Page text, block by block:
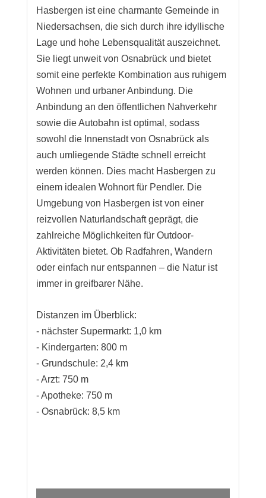
Hasbergen ist eine charmante Gemeinde in
Niedersachsen, die sich durch ihre idyllische
Lage und hohe Lebensqualität auszeichnet.
Sie liegt unweit von Osnabrück und bietet
somit eine perfekte Kombination aus ruhigem
Wohnen und urbaner Anbindung. Die
Anbindung an den öffentlichen Nahverkehr
sowie die Autobahn ist optimal, sodass
sowohl die Innenstadt von Osnabrück als
auch umliegende Städte schnell erreicht
werden können. Dies macht Hasbergen zu
einem idealen Wohnort für Pendler. Die
Umgebung von Hasbergen ist von einer
reizvollen Naturlandschaft geprägt, die
zahlreiche Möglichkeiten für Outdoor-
Aktivitäten bietet. Ob Radfahren, Wandern
oder einfach nur entspannen – die Natur ist
immer in greifbarer Nähe.
Distanzen im Überblick:
- nächster Supermarkt: 1,0 km
- Kindergarten: 800 m
- Grundschule: 2,4 km
- Arzt: 750 m
- Apotheke: 750 m
- Osnabrück: 8,5 km